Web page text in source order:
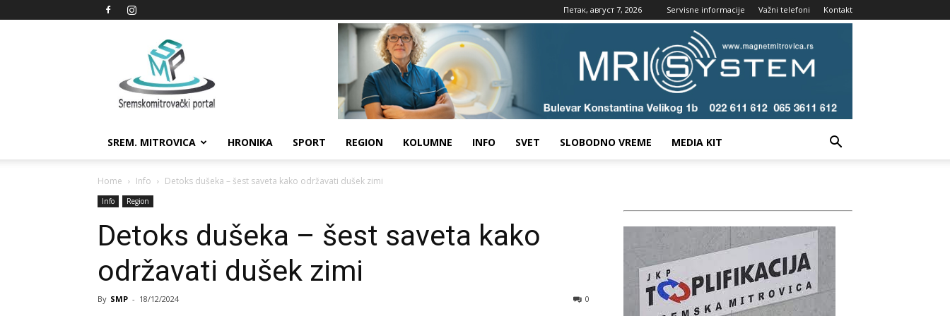
Петак, август 7, 2026 Servisne informacije Važni telefoni Kontakt
Sremskomitrovački
portal
SREM. MITROVICA HRONIKA SPORT REGION KOLUMNE INFO SVET SLOBODNO VREME MEDIA KIT
Home Info Detoks dušeka – šest saveta kako održavati dušek zimi
Info Region
Detoks dušeka – šest saveta kako
održavati dušek zimi
By SMP - 18/12/2024 0